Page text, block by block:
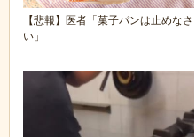
【悲報】医者「菓子パンは止めなさ
い」